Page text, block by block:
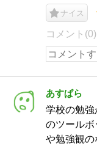
ナイス
コメント(0)
あすぱら
学校の勉
のツール
や勉強観